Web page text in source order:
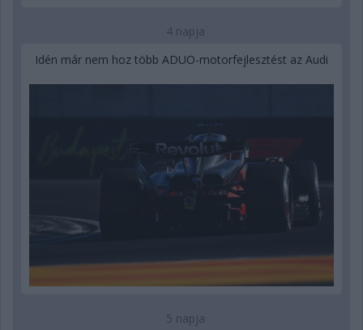
4 napja
Idén már nem hoz több ADUO-motorfejlesztést az Audi
5 napja